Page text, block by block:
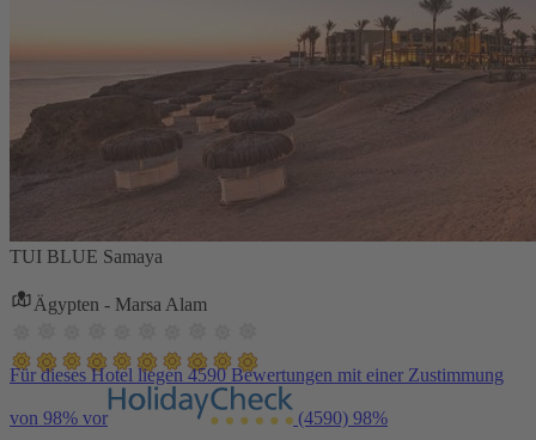
TUI BLUE Samaya
Ägypten - Marsa Alam
Für dieses Hotel liegen 4590 Bewertungen mit einer Zustimmung
von 98% vor (4590) 98%